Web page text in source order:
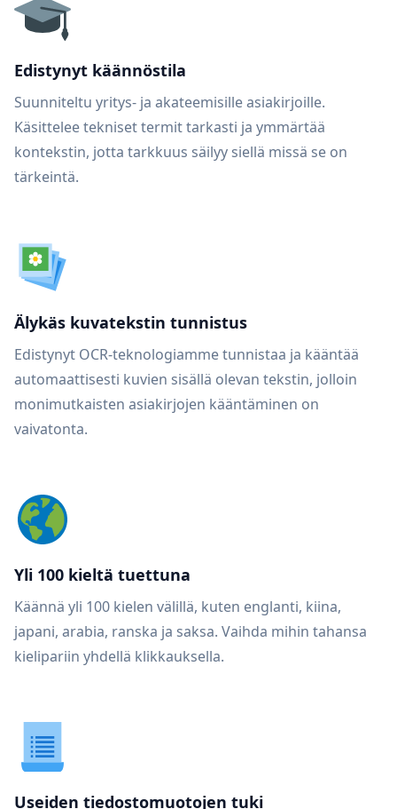
Edistynyt käännöstila
Suunniteltu yritys- ja akateemisille asiakirjoille.
Käsittelee tekniset termit tarkasti ja ymmärtää
kontekstin, jotta tarkkuus säilyy siellä missä se on
tärkeintä.
Älykäs kuvatekstin tunnistus
Edistynyt OCR-teknologiamme tunnistaa ja kääntää
automaattisesti kuvien sisällä olevan tekstin, jolloin
monimutkaisten asiakirjojen kääntäminen on
vaivatonta.
Yli 100 kieltä tuettuna
Käännä yli 100 kielen välillä, kuten englanti, kiina,
japani, arabia, ranska ja saksa. Vaihda mihin tahansa
kielipariin yhdellä klikkauksella.
Useiden tiedostomuotojen tuki